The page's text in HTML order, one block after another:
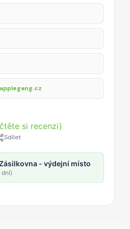
si recenzi)
Sdílet
- výdejní místo
dní)